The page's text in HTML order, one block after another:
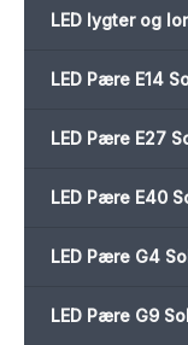
LED lygter og
LED Pære E14
LED Pære E27
LED Pære E40
LED Pære G4
LED Pære G9